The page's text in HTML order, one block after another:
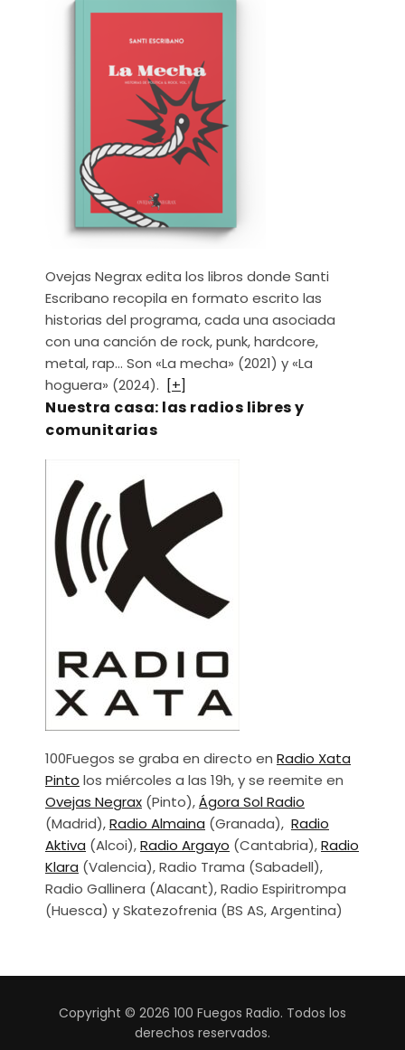
Ovejas Negrax edita los libros donde Santi
Escribano recopila en formato escrito las
historias del programa, cada una asociada
con una canción de rock, punk, hardcore,
metal, rap… Son «La mecha» (2021) y «La
hoguera» (2024). [+]
Nuestra casa: las radios libres y
comunitarias
100Fuegos se graba en directo en Radio Xata
Pinto los miércoles a las 19h, y se reemite en
Ovejas Negrax (Pinto),Ágora Sol Radio
(Madrid),Radio Almaina (Granada), Radio
Aktiva (Alcoi),Radio Argayo (Cantabria),Radio
Klara (Valencia), Radio Trama (Sabadell),
Radio Gallinera (Alacant), Radio Espiritrompa
(Huesca) y Skatezofrenia (BS AS, Argentina)
Copyright © 2026 100 Fuegos Radio. Todos los
derechos reservados.